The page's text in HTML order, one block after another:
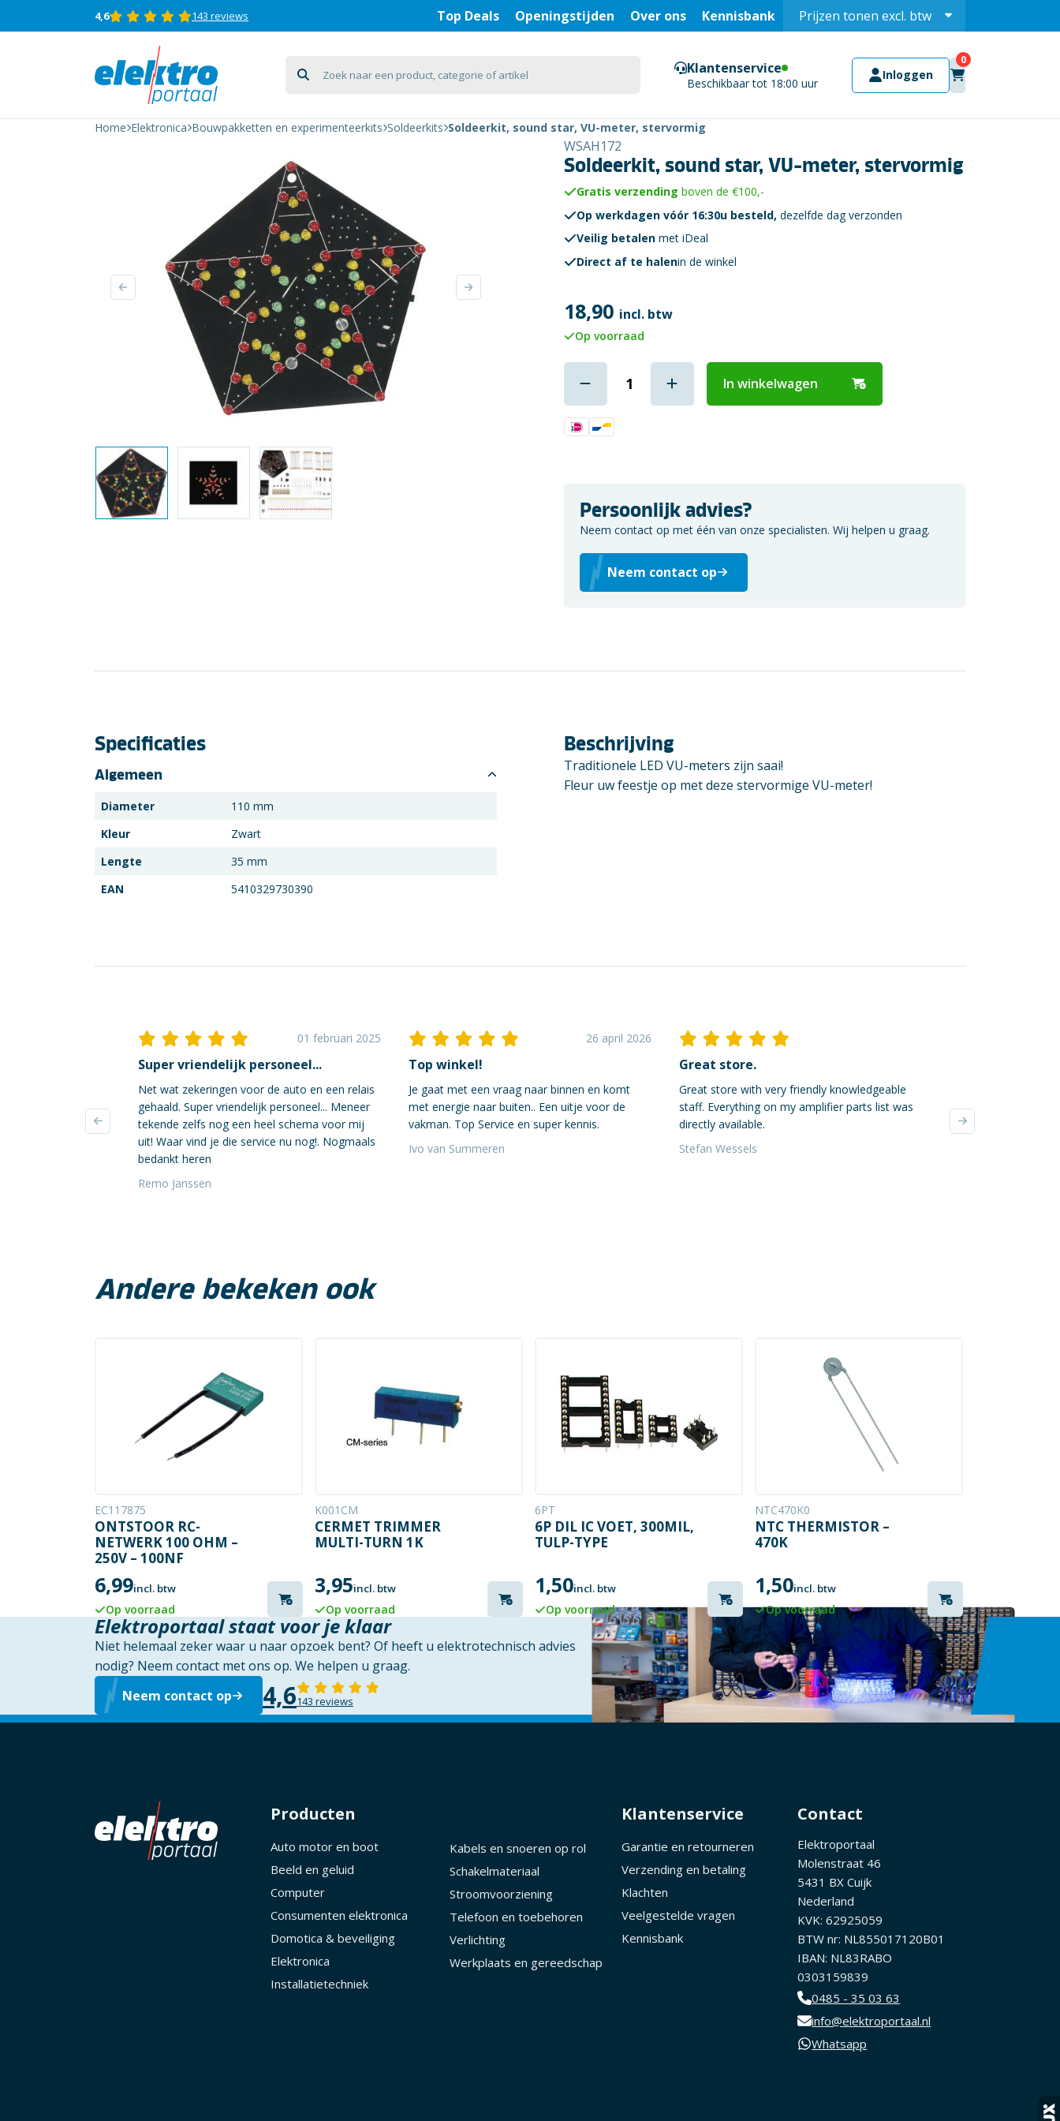
4,6 143 reviews Top Deals Openingstijden Over ons Kennisbank Prijzen tonen excl. btw
Klantenservice
Beschikbaar tot 18:00 uur
Inloggen
Home Elektronica Bouwpakketten en experimenteerkits Soldeerkits Soldeerkit, sound star, VU-meter, stervormig
WSAH172
Soldeerkit, sound star, VU-meter, stervormig
Gratis verzending boven de €100,-
Op werkdagen vóór 16:30u besteld, dezelfde dag verzonden
Veilig betalenmet iDeal
Direct af te halenin de winkel
18,90 incl. btw
Op voorraad
star, VU-
In winkelwagen
Persoonlijk advies?
Neem contact op met één van onze specialisten. Wij helpen u graag.
Neem contact op
Specificaties
Algemeen
Diameter
110 mm
Kleur
Zwart
Lengte
35 mm
EAN
5410329730390
Beschrijving
Traditionele LED VU-meters zijn saai!
Fleur uw feestje op met deze stervormige VU-meter!
01 februari 2025
Super vriendelijk personeel...
Net wat zekeringen voor de auto en een relais
gehaald. Super vriendelijk personeel... Meneer
tekende zelfs nog een heel schema voor mij
uit! Waar vind je die service nu nog!. Nogmaals
bedankt heren
Remo Janssen
26 april 2026
Top winkel!
Je gaat met een vraag naar binnen en komt
met energie naar buiten.. Een uitje voor de
vakman. Top Service en super kennis.
Ivo van Summeren
Great store.
Great store with very friendly knowledgeable
staff. Everything on my amplifier parts list was
directly available.
Stefan Wessels
verzonden, super!
waren zeer
Andere bekeken ook
EC117875
ONTSTOOR RC-
NETWERK 100 OHM –
250V – 100NF
6,99incl. btw
Op voorraad
K001CM
CERMET TRIMMER
MULTI-TURN 1K
3,95incl. btw
Op voorraad
6PT
6P DIL IC VOET, 300MIL,
TULP-TYPE
1,50incl. btw
Op voorraad
NTC470K0
NTC THERMISTOR –
470K
1,50incl. btw
Op voorraad
Elektroportaal staat voor je klaar
Niet helemaal zeker waar u naar opzoek bent? Of heeft u elektrotechnisch advies
nodig? Neem contact met ons op. We helpen u graag.
Neem contact op
4,6143 reviews
Producten
Auto motor en boot
Beeld en geluid
Computer
Consumenten elektronica
Domotica & beveiliging
Elektronica
Installatietechniek
Kabels en snoeren op rol
Schakelmateriaal
Stroomvoorziening
Telefoon en toebehoren
Verlichting
Werkplaats en gereedschap
Klantenservice
Garantie en retourneren
Verzending en betaling
Klachten
Veelgestelde vragen
Kennisbank
Contact
Elektroportaal
Molenstraat 46
5431 BX Cuijk
Nederland
KVK: 62925059
BTW nr: NL855017120B01
IBAN: NL83RABO
0303159839
0485 - 35 03 63
info@elektroportaal.nl
Whatsapp